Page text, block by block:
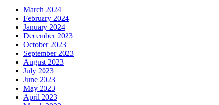
March 2024
February 2024
January 2024
December 2023
October 2023
September 2023
August 2023
July 2023
June 2023
May 2023
April 2023